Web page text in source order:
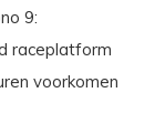
9:
raceplatform
voorkomen